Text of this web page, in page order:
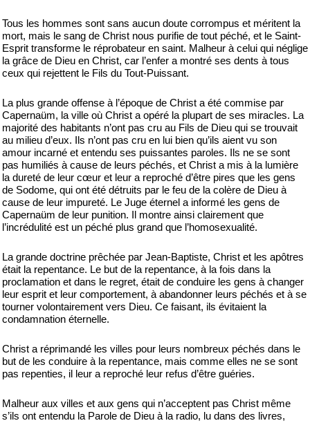
Tous les hommes sont sans aucun doute corrompus et méritent la
mort, mais le sang de Christ nous purifie de tout péché, et le Saint-
Esprit transforme le réprobateur en saint. Malheur à celui qui néglige
la grâce de Dieu en Christ, car l’enfer a montré ses dents à tous
ceux qui rejettent le Fils du Tout-Puissant.
La plus grande offense à l’époque de Christ a été commise par
Capernaüm, la ville où Christ a opéré la plupart de ses miracles. La
majorité des habitants n’ont pas cru au Fils de Dieu qui se trouvait
au milieu d’eux. Ils n’ont pas cru en lui bien qu’ils aient vu son
amour incarné et entendu ses puissantes paroles. Ils ne se sont
pas humiliés à cause de leurs péchés, et Christ a mis à la lumière
la dureté de leur cœur et leur a reproché d’être pires que les gens
de Sodome, qui ont été détruits par le feu de la colère de Dieu à
cause de leur impureté. Le Juge éternel a informé les gens de
Capernaüm de leur punition. Il montre ainsi clairement que
l’incrédulité est un péché plus grand que l’homosexualité.
La grande doctrine prêchée par Jean-Baptiste, Christ et les apôtres
était la repentance. Le but de la repentance, à la fois dans la
proclamation et dans le regret, était de conduire les gens à changer
leur esprit et leur comportement, à abandonner leurs péchés et à se
tourner volontairement vers Dieu. Ce faisant, ils évitaient la
condamnation éternelle.
Christ a réprimandé les villes pour leurs nombreux péchés dans le
but de les conduire à la repentance, mais comme elles ne se sont
pas repenties, il leur a reproché leur refus d’être guéries.
Malheur aux villes et aux gens qui n’acceptent pas Christ même
s’ils ont entendu la Parole de Dieu à la radio, lu dans des livres,